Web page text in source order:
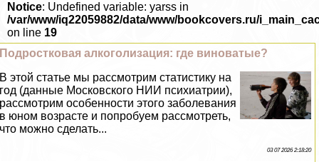
Notice: Undefined variable: yarss in
/var/www/iq22059882/data/www/bookcovers.ru/
on line 19
Подростковая алкоголизация: где виноватые?
В этой статье мы рассмотрим статистику на
год (данные Московского НИИ психиатрии),
рассмотрим особенности этого заболевания
в юном возрасте и попробуем рассмотреть,
что можно сделать...
03 07 2026 2:18:20